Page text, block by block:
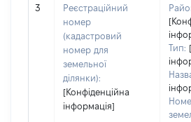
3
Реєстраційний
номер
(кадастровий
номер для
земельної
ділянки):
[Конфіденційна
інформація]
Тип: